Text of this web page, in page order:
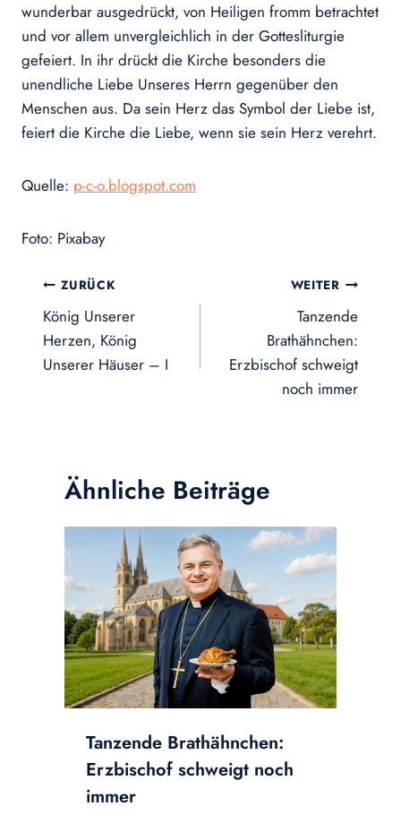
wunderbar ausgedrückt, von Heiligen fromm betrachtet
und vor allem unvergleichlich in der Gottesliturgie
gefeiert. In ihr drückt die Kirche besonders die
unendliche Liebe Unseres Herrn gegenüber den
Menschen aus. Da sein Herz das Symbol der Liebe ist,
feiert die Kirche die Liebe, wenn sie sein Herz verehrt.
Quelle: p-c-o.blogspot.com
Foto: Pixabay
Beitragsnavigation
ZURÜCK
König Unserer
Herzen, König
Unserer Häuser – I
WEITER
Tanzende
Brathähnchen:
Erzbischof schweigt
noch immer
Ähnliche Beiträge
Tanzende Brathähnchen:
Erzbischof schweigt noch
immer